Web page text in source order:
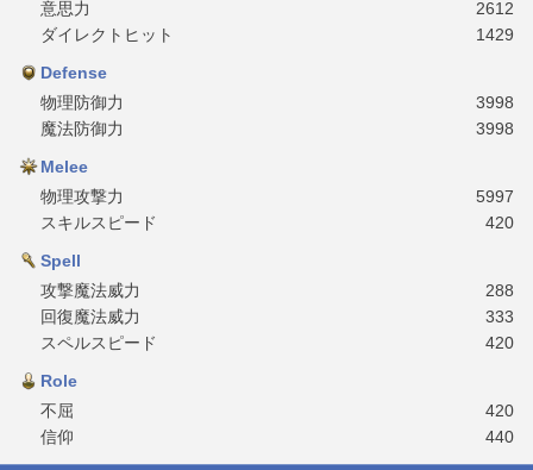
意思力
2612
ダイレクトヒット
1429
Defense
物理防御力
3998
魔法防御力
3998
Melee
物理攻撃力
5997
スキルスピード
420
Spell
攻撃魔法威力
288
回復魔法威力
333
スペルスピード
420
Role
不屈
420
信仰
440